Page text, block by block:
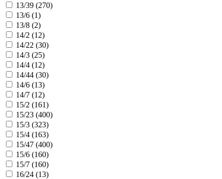
13/39 (270)
13/6 (1)
13/8 (2)
14/2 (12)
14/22 (30)
14/3 (25)
14/4 (12)
14/44 (30)
14/6 (13)
14/7 (12)
15/2 (161)
15/23 (400)
15/3 (323)
15/4 (163)
15/47 (400)
15/6 (160)
15/7 (160)
16/24 (13)